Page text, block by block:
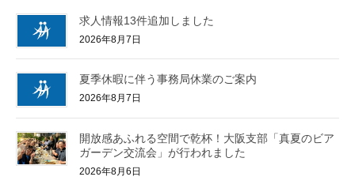
求人情報13件追加しました
2026年8月7日
夏季休暇に伴う事務局休業のご案内
2026年8月7日
開放感あふれる空間で乾杯！大阪支部「真夏のビア
ガーデン交流会」が行われました
2026年8月6日